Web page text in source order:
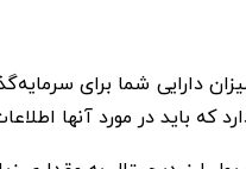
دارایی شما برای